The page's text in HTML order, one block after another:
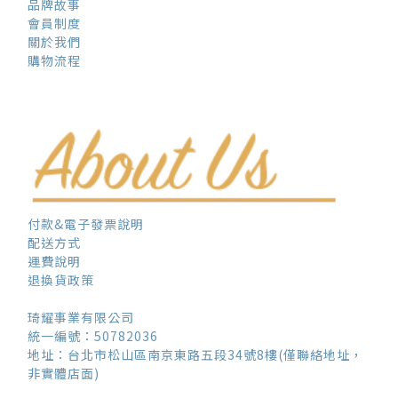
品牌故事
會員制度
關於我們
購物流程
付款&電子發票說明
配送方式
運費說明
退換貨政策
琦耀事業有限公司
統一編號：50782036
地址：台北市松山區南京東路五段34號8樓(僅聯絡地址，
非實體店面)